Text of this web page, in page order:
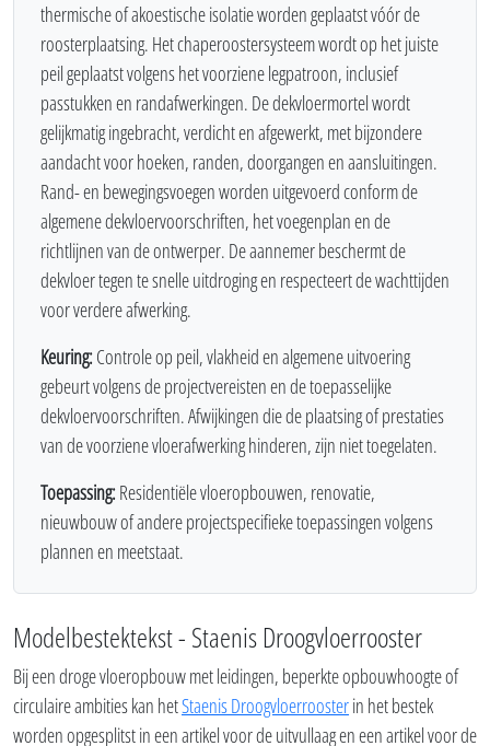
thermische of akoestische isolatie worden geplaatst vóór de
roosterplaatsing. Het chaperoostersysteem wordt op het juiste
peil geplaatst volgens het voorziene legpatroon, inclusief
passtukken en randafwerkingen. De dekvloermortel wordt
gelijkmatig ingebracht, verdicht en afgewerkt, met bijzondere
aandacht voor hoeken, randen, doorgangen en aansluitingen.
Rand- en bewegingsvoegen worden uitgevoerd conform de
algemene dekvloervoorschriften, het voegenplan en de
richtlijnen van de ontwerper. De aannemer beschermt de
dekvloer tegen te snelle uitdroging en respecteert de wachttijden
voor verdere afwerking.
Keuring:Controle op peil, vlakheid en algemene uitvoering
gebeurt volgens de projectvereisten en de toepasselijke
dekvloervoorschriften. Afwijkingen die de plaatsing of prestaties
van de voorziene vloerafwerking hinderen, zijn niet toegelaten.
Toepassing:Residentiële vloeropbouwen, renovatie,
nieuwbouw of andere projectspecifieke toepassingen volgens
plannen en meetstaat.
Modelbestektekst - Staenis Droogvloerrooster
Bij een droge vloeropbouw met leidingen, beperkte opbouwhoogte of
circulaire ambities kan hetStaenis Droogvloerroosterin het bestek
worden opgesplitst in een artikel voor de uitvullaag en een artikel voor de